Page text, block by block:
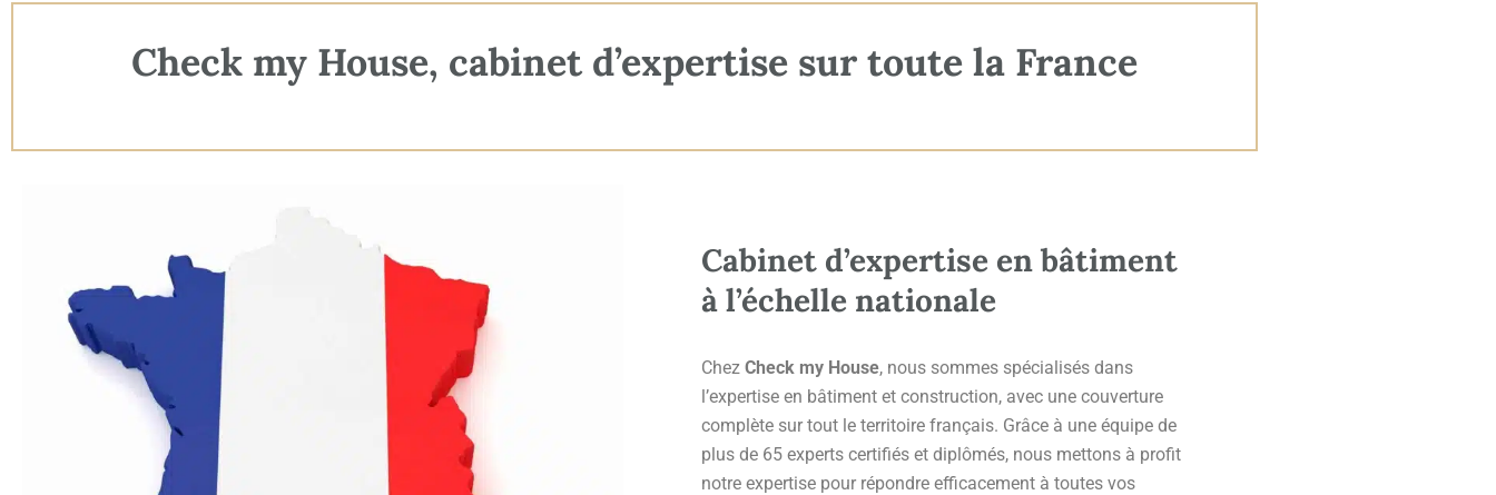
Check my House, cabinet d’expertise sur toute la France
Cabinet d’expertise en bâtiment
à l’échelle nationale
Chez Check my House, nous sommes spécialisés dans
l’expertise en bâtiment et construction, avec une couverture
complète sur tout le territoire français. Grâce à une équipe de
plus de 65 experts certifiés et diplômés, nous mettons à profit
notre expertise pour répondre efficacement à toutes vos